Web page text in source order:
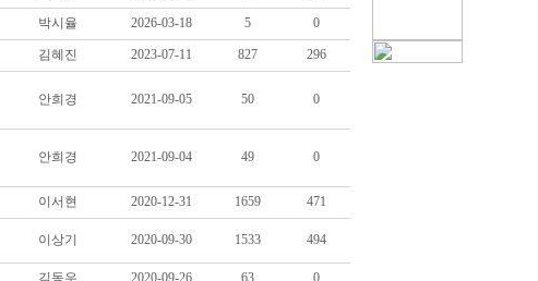
박시율 2026-03-18 5 0
김혜진 2023-07-11 827 296
안희경 2021-09-05 50 0
안희경 2021-09-04 49 0
이서현 2020-12-31 1659 471
이상기 2020-09-30 1533 494
김동우 2020-09-26 63 0